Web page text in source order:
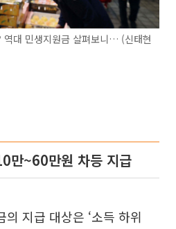
대 민생지원금 살펴보니… (신태현
만~60만원 차등 지급
지급 대상은 ‘소득 하위